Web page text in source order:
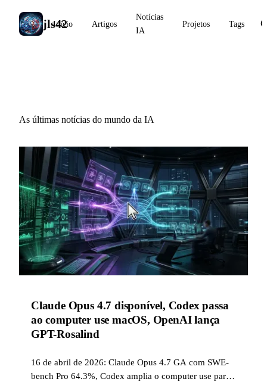
jls42
Início Artigos
Notícias
IA
Projetos Tags
As últimas notícias do mundo da IA
Claude Opus 4.7 disponível, Codex passa
ao computer use macOS, OpenAI lança
GPT-Rosalind
16 de abril de 2026: Claude Opus 4.7 GA com SWE-
bench Pro 64.3%, Codex amplia o computer use para